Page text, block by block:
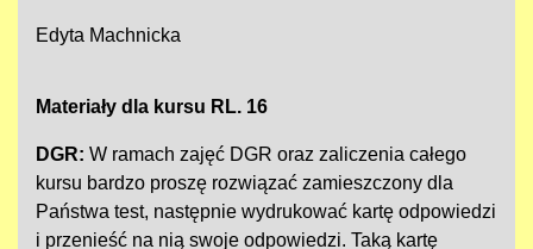
Edyta Machnicka
Materiały dla kursu RL. 16
DGR: W ramach zajęć DGR oraz zaliczenia całego
kursu bardzo proszę rozwiązać zamieszczony dla
Państwa test, następnie wydrukować kartę odpowiedzi
i przenieść na nią swoje odpowiedzi. Taką kartę